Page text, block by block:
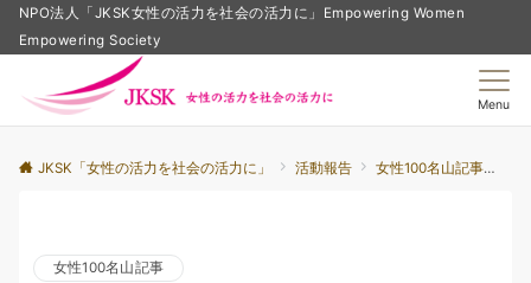
NPO法人「JKSK女性の活力を社会の活力に」Empowering Women
Empowering Society
Menu
JKSK「女性の活力を社会の活力に」 活動報告 女性100名山記事
女性100名山記事